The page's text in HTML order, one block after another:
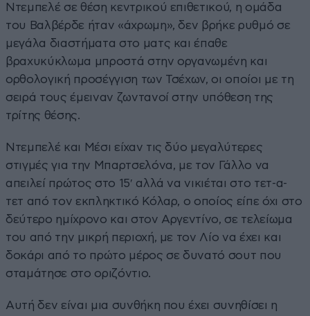
Ντεμπελέ σε θέση κεντρικού επιθετικού, η ομάδα
του Βαλβέρδε ήταν «άχρωμη», δεν βρήκε ρυθμό σε
μεγάλα διαστήματα στο ματς και έπαθε
βραχυκύκλωμα μπροστά στην οργανωμένη και
ορθολογική προσέγγιση των Τσέχων, οι οποίοι με τη
σειρά τους έμειναν ζωντανοί στην υπόθεση της
τρίτης θέσης.
Ντεμπελέ και Μέσι είχαν τις δύο μεγαλύτερες
στιγμές για την Μπαρτσελόνα, με τον Γάλλο να
απειλεί πρώτος στο 15′ αλλά να νικιέται στο τετ-α-
τετ από τον εκπληκτικό Κόλαρ, ο οποίος είπε όχι στο
δεύτερο ημίχρονο και στον Αργεντίνο, σε τελείωμα
του από την μικρή περιοχή, με τον Λίο να έχει και
δοκάρι από το πρώτο μέρος σε δυνατό σουτ που
σταμάτησε στο οριζόντιο.
Αυτή δεν είναι μια συνθήκη που έχει συνηθίσει η